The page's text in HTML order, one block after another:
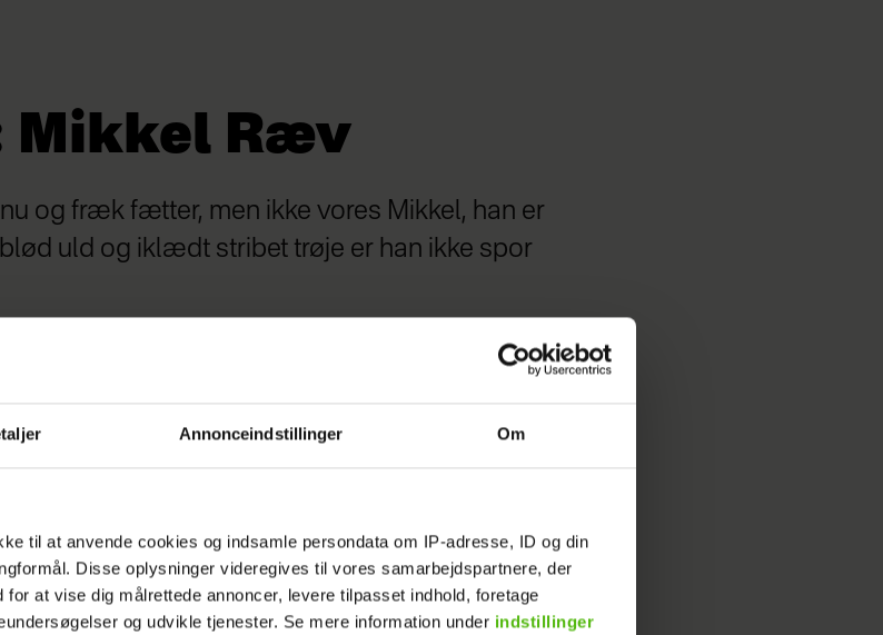
Annonceindstillinger Om
til at anvende cookies og indsamle persondata om IP-adresse, ID og din
Disse oplysninger videregives til vores samarbejdspartnere, der
at vise dig målrettede annoncer, levere tilpasset indhold, foretage
og udvikle tjenester. Se mere information under indstillinger
Mikkel Ræv
og fræk fætter, men ikke vores Mikkel, han er
uld og iklædt stribet trøje er han ikke spor
40 cm.